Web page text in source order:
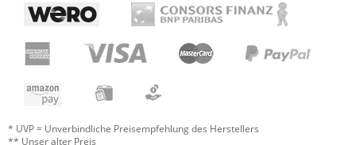
* UVP = Unverbindliche Preisempfehlung des Herstellers
** Unser alter Preis